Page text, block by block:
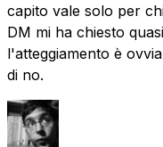
capito vale solo per
DM mi ha chiesto
l'atteggiamento è
di no.